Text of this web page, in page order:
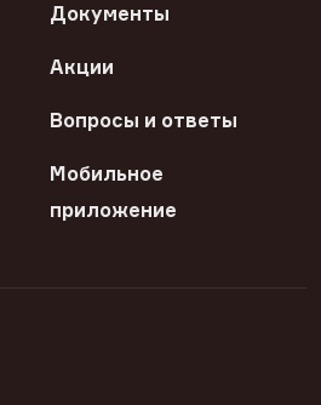
Документы
Акции
Вопросы и ответы
Мобильное
приложение